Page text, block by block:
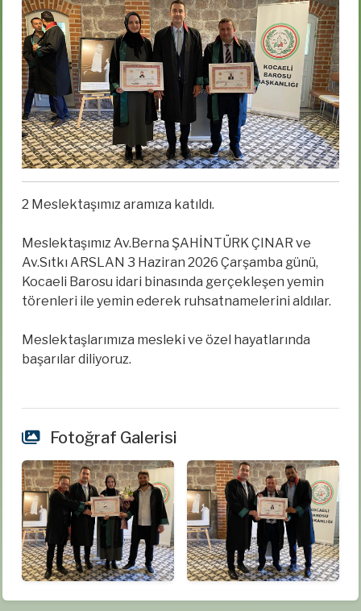
2 Meslektaşımız aramıza katıldı.
Meslektaşımız Av.Berna ŞAHİNTÜRK ÇINAR ve
Av.Sıtkı ARSLAN 3 Haziran 2026 Çarşamba günü,
Kocaeli Barosu idari binasında gerçekleşen yemin
törenleri ile yemin ederek ruhsatnamelerini aldılar.
Meslektaşlarımıza mesleki ve özel hayatlarında
başarılar diliyoruz.
Fotoğraf Galerisi